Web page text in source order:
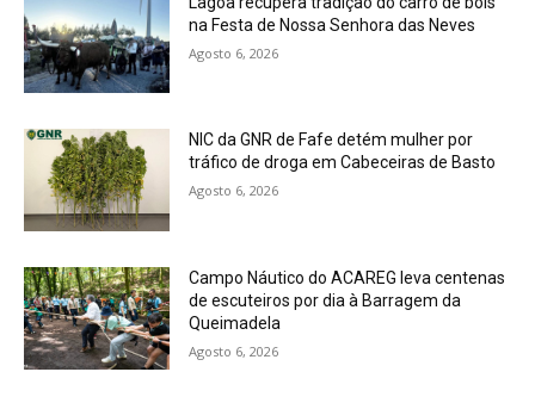
na Festa de Nossa Senhora das Neves
Agosto 6, 2026
NIC da GNR de Fafe detém mulher por
tráfico de droga em Cabeceiras de Basto
Agosto 6, 2026
Campo Náutico do ACAREG leva centenas
de escuteiros por dia à Barragem da
Queimadela
Agosto 6, 2026